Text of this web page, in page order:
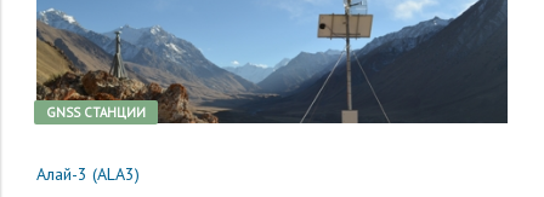
GNSS CТАНЦИИ
Алай-3 (ALA3)